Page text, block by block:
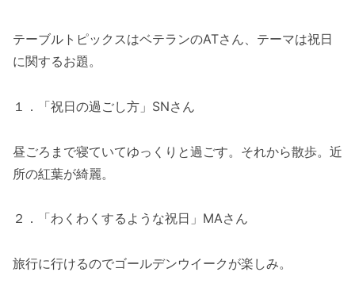
テーブルトピックスはベテランのATさん、テーマは祝日
に関するお題。
１．「祝日の過ごし方」SNさん
昼ごろまで寝ていてゆっくりと過ごす。それから散歩。近
所の紅葉が綺麗。
２．「わくわくするような祝日」MAさん
旅行に行けるのでゴールデンウイークが楽しみ。